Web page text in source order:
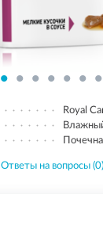
Royal
Ответы на вопросы (0)